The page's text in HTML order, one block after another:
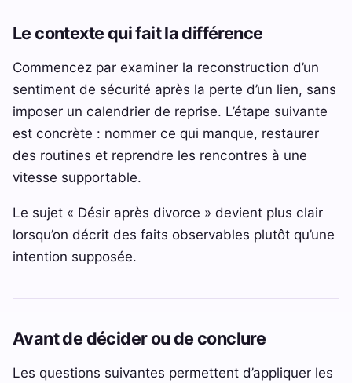
Le contexte qui fait la différence
Commencez par examiner la reconstruction d’un
sentiment de sécurité après la perte d’un lien, sans
imposer un calendrier de reprise. L’étape suivante
est concrète : nommer ce qui manque, restaurer
des routines et reprendre les rencontres à une
vitesse supportable.
Le sujet « Désir après divorce » devient plus clair
lorsqu’on décrit des faits observables plutôt qu’une
intention supposée.
Avant de décider ou de conclure
Les questions suivantes permettent d’appliquer les